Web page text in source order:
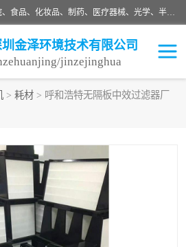
从事各种实验室、手术室、医院、食品、化妆品、制药、医疗器械、光学、半导体、精密电子等无尘车间行业的洁净车间装修设计、净化设备、恒温恒湿空调的设计制作与安装、净化系统工程项目施工及其技术支持服务。
金泽环境技术有限公司
jinzejinghua
> 耗材 > 呼和浩特无隔板中效过滤器厂
GMP车间净化
生命工程